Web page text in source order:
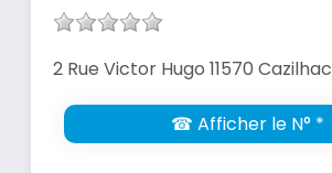
2 Rue Victor Hugo 11570 Cazilhac
☎ Afficher le N° *